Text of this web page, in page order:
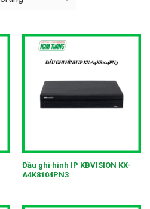
Đầu ghi hình IP KBVISION KX-
A4K8104PN3